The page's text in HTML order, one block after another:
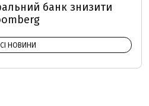
банк знизити
НОВИНИ